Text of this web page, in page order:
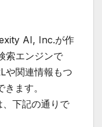
AI, Inc.が作
索エンジンで
や関連情報もつ
ます。
下記の通りで